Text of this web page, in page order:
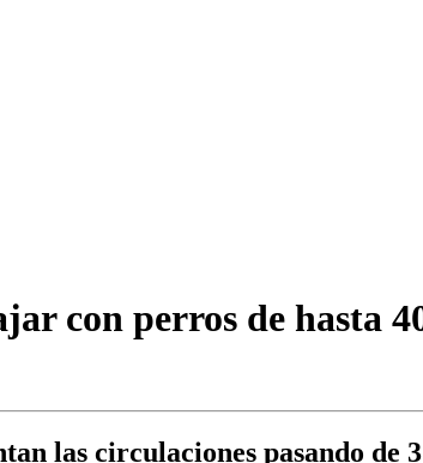
con perros de hasta
las circulaciones pasando de